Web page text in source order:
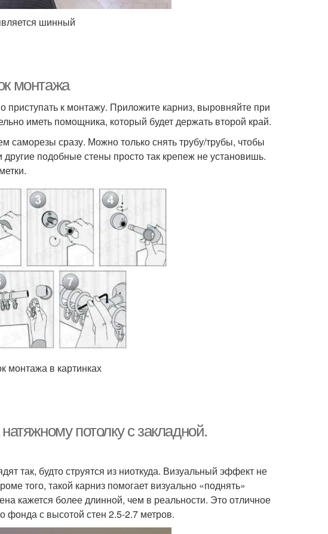
шинный
монтажа
приступать к монтажу. Приложите карниз, выровняйте при
иметь помощника, который будет держать второй край.
саморезы сразу. Можно только снять трубу/трубы, чтобы
подобные стены просто так крепеж не установишь.
монтажа в картинках
потолку с закладной.
так, будто струятся из ниоткуда. Визуальный эффект не
того, такой карниз помогает визуально «поднять»
кажется более длинной, чем в реальности. Это отличное
фонда с высотой стен 2.5-2.7 метров.